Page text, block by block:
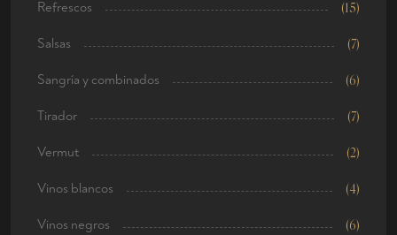
Refrescos (15)
Salsas (7)
Sangría y combinados (6)
Tirador (7)
Vermut (2)
Vinos blancos (4)
Vinos negros (6)